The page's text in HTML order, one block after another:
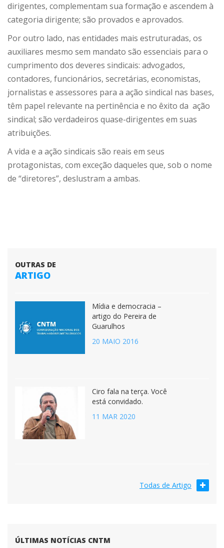
dirigentes, complementam sua formação e ascendem à
categoria dirigente; são provados e aprovados.
Por outro lado, nas entidades mais estruturadas, os
auxiliares mesmo sem mandato são essenciais para o
cumprimento dos deveres sindicais: advogados,
contadores, funcionários, secretárias, economistas,
jornalistas e assessores para a ação sindical nas bases,
têm papel relevante na pertinência e no êxito da ação
sindical; são verdadeiros quase-dirigentes em suas
atribuições.
A vida e a ação sindicais são reais em seus
protagonistas, com exceção daqueles que, sob o nome
de “diretores”, deslustram a ambas.
OUTRAS DE
ARTIGO
Mídia e democracia –
artigo do Pereira de
Guarulhos
20 MAIO 2016
Ciro fala na terça. Você
está convidado.
11 MAR 2020
Todas de Artigo
ÚLTIMAS NOTÍCIAS CNTM